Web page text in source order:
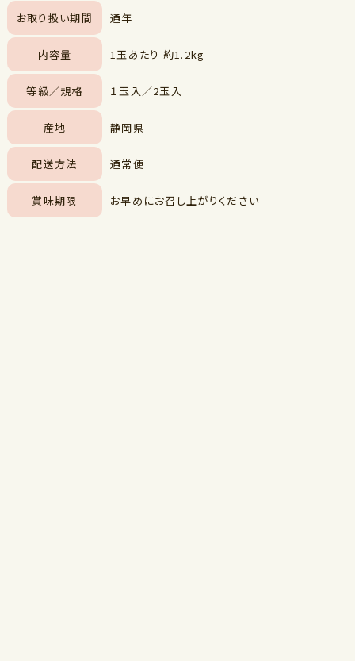
お取り扱い期間 通年
内容量 1玉あたり 約1.2kg
等級／規格 １玉入／2玉入
産地 静岡県
配送方法 通常便
賞味期限 お早めにお召し上がりください